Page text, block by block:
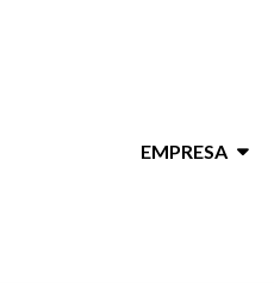
principalEMPRESA